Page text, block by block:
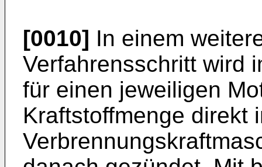
[0010] In einem
Verfahrensschritt wird
für einen jeweiligen
Kraftstoffmenge direkt